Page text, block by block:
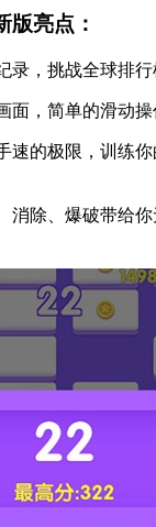
版亮点：
，挑战全球排行
，简单的滑动操
的极限，训练你
除、爆破带给你